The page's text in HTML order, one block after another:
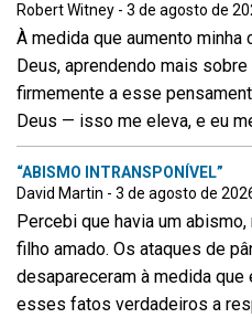
Robert Witney - 3 de agosto de
À medida que aumento
Deus, aprendendo mais
firmemente a esse
Deus — isso me eleva, e eu
“ABISMO INTRANSPONÍVEL”
David Martin - 3 de agosto de
Percebi que havia um
filho amado. Os ataques de
desapareceram à medida
esses fatos verdadeiros a